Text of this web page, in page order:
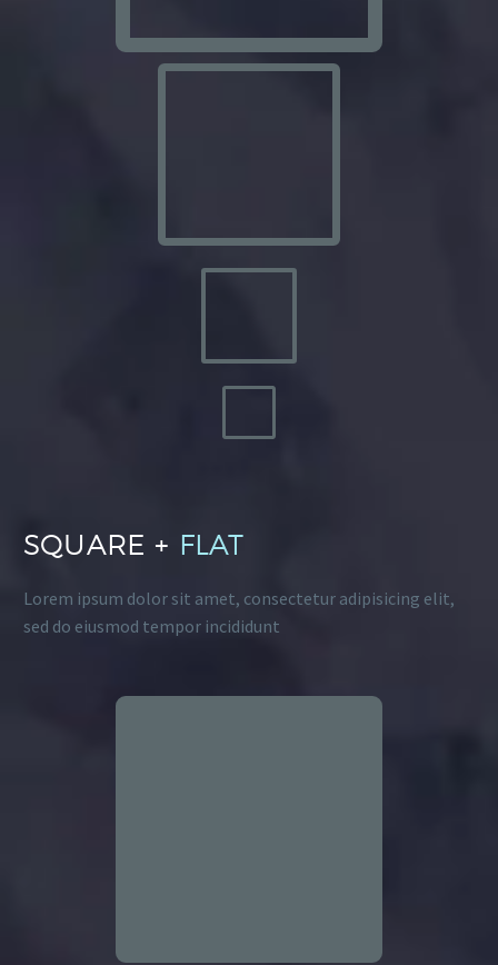
SQUARE + FLAT
Lorem ipsum dolor sit amet, consectetur adipisicing elit,
sed do eiusmod tempor incididunt